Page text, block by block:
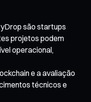
são startups
projetos podem
operacional,
e a avaliação
técnicos e